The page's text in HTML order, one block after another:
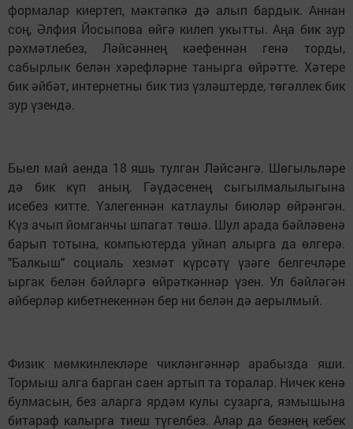
формалар киертеп, мәктәпкә дә алып бардык. Аннан
соң, Әлфия Йосыпова өйгә килеп укытты. Аңа бик зур
рәхмәтлебез, Ләйсәннең кәефеннән генә торды,
сабырлык белән хәрефләрне танырга өйрәтте. Хәтере
бик әйбәт, интернетны бик тиз үзләштерде, төгәллек бик
зур үзендә.
Быел май аенда 18 яшь тулган Ләйсәнгә. Шөгыльләре
дә бик күп аның. Гәүдәсенең сыгылмалылыгына
исебез китте. Үзлегеннән катлаулы биюләр өйрәнгән.
Күз ачып йомганчы шпагат төшә. Шул арада бәйләвенә
барып тотына, компьютерда уйнап алырга да өлгерә.
"Балкыш" социаль хезмәт күрсәтү үзәге белгечләре
ыргак белән бәйләргә өйрәткәннәр үзен. Ул бәйләгән
әйберләр кибетнекеннән бер ни белән дә аерылмый.
Физик мөмкинлекләре чиклән­гәннәр арабызда яши.
Тормыш алга барган саен артып та торалар. Ничек кенә
булмасын, без аларга ярдәм кулы сузарга, язмышына
битараф калырга тиеш түгелбез. Алар да безнең кебек